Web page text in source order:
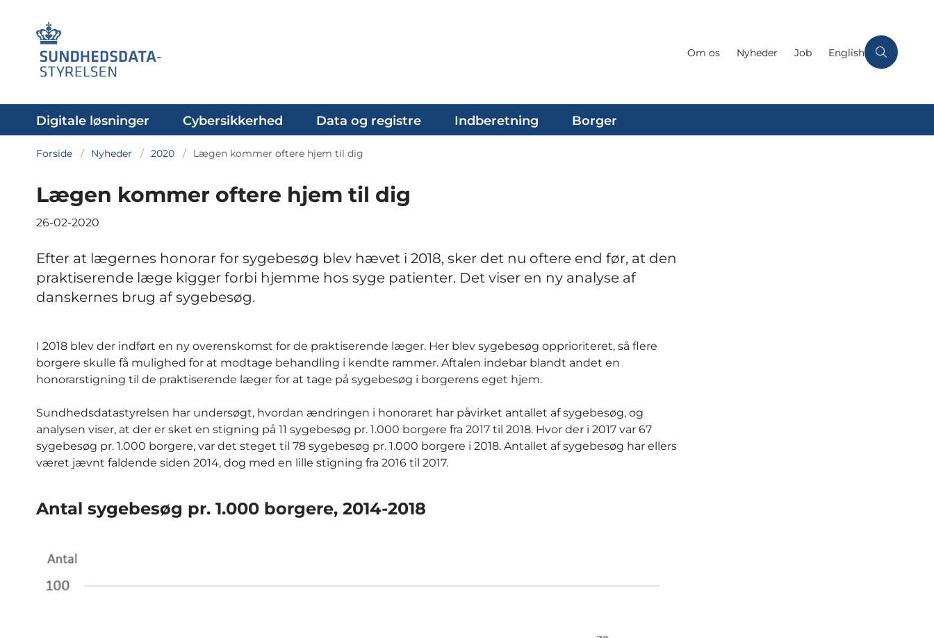
Om os Nyheder Job English
Digitale løsninger Cybersikkerhed Data og registre Indberetning Borger
Forside Nyheder 2020 Lægen kommer oftere hjem til dig
Lægen kommer oftere hjem til dig
26-02-2020
Efter at lægernes honorar for sygebesøg blev hævet i 2018, sker det nu oftere end før, at den
praktiserende læge kigger forbi hjemme hos syge patienter. Det viser en ny analyse af
danskernes brug af sygebesøg.
I 2018 blev der indført en ny overenskomst for de praktiserende læger. Her blev sygebesøg opprioriteret, så flere
borgere skulle få mulighed for at modtage behandling i kendte rammer. Aftalen indebar blandt andet en
honorarstigning til de praktiserende læger for at tage på sygebesøg i borgerens eget hjem.
Sundhedsdatastyrelsen har undersøgt, hvordan ændringen i honoraret har påvirket antallet af sygebesøg, og
analysen viser, at der er sket en stigning på 11 sygebesøg pr. 1.000 borgere fra 2017 til 2018. Hvor der i 2017 var 67
sygebesøg pr. 1.000 borgere, var det steget til 78 sygebesøg pr. 1.000 borgere i 2018. Antallet af sygebesøg har ellers
været jævnt faldende siden 2014, dog med en lille stigning fra 2016 til 2017.
Antal sygebesøg pr. 1.000 borgere, 2014-2018